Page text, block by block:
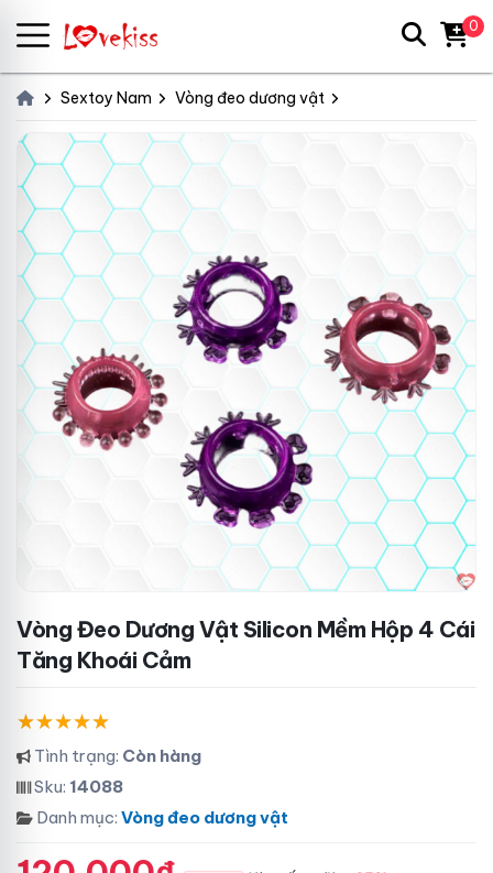
Sextoy Nam Vòng đeo dương vật
Vòng Đeo Dương Vật Silicon Mềm Hộp 4 Cái
Tăng Khoái Cảm
Tình trạng: Còn hàng
Sku: 14088
Danh mục: Vòng đeo dương vật
0